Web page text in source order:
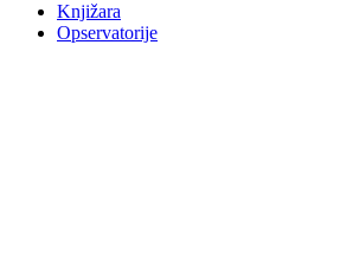
Knjižara
Opservatorije